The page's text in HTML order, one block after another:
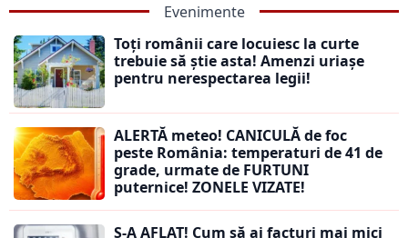
Evenimente
Toți românii care locuiesc la curte
trebuie să știe asta! Amenzi uriașe
pentru nerespectarea legii!
ALERTĂ meteo! CANICULĂ de foc
peste România: temperaturi de 41 de
grade, urmate de FURTUNI
puternice! ZONELE VIZATE!
S-A AFLAT! Cum să ai facturi mai mici